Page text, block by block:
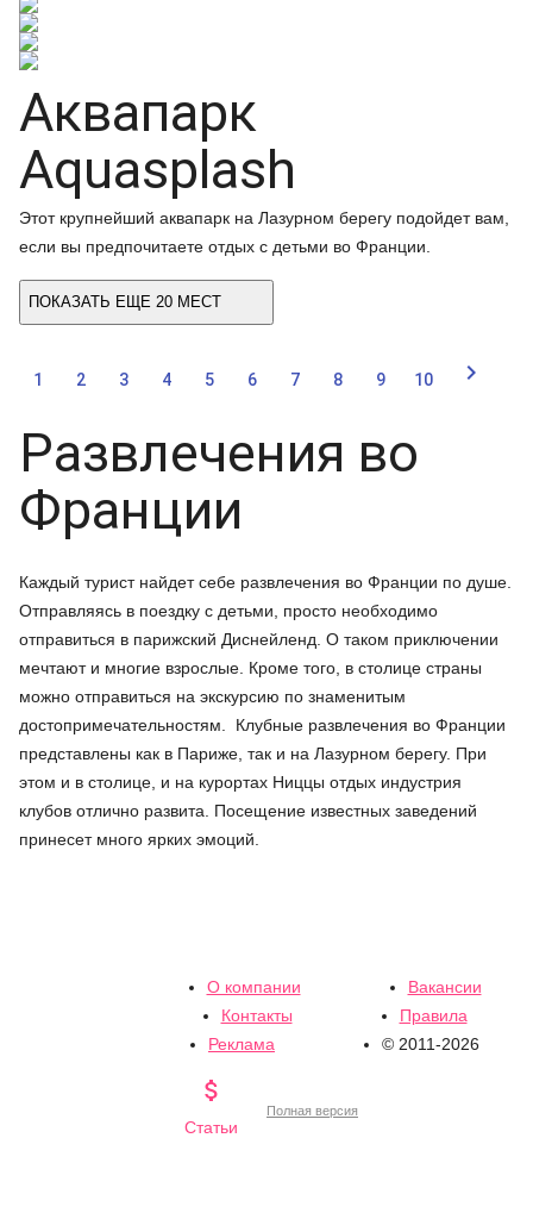
Аквапарк
Aquasplash
Этот крупнейший аквапарк на Лазурном берегу подойдет вам,
если вы предпочитаете отдых с детьми во Франции.
ПОКАЗАТЬ ЕЩЕ 20 МЕСТ
1 2 3 4 5 6 7 8 9 10 
Развлечения во
Франции
Каждый турист найдет себе развлечения во Франции по душе.
Отправляясь в поездку с детьми, просто необходимо
отправиться в парижский Диснейленд. О таком приключении
мечтают и многие взрослые. Кроме того, в столице страны
можно отправиться на экскурсию по знаменитым
достопримечательностям. Клубные развлечения во Франции
представлены как в Париже, так и на Лазурном берегу. При
этом и в столице, и на курортах Ниццы отдых индустрия
клубов отлично развита. Посещение известных заведений
принесет много ярких эмоций.
О компании
Вакансии
Контакты
Правила
Реклама
© 2011-2026

Статьи
Полная версия